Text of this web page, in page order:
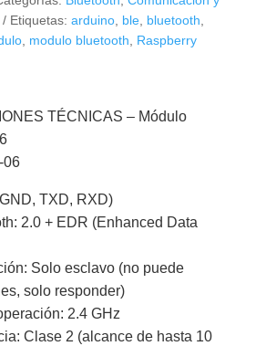
Etiquetas: arduino, ble, bluetooth
, modulo bluetooth Raspberry
TÉCNICAS – Módulo
06
TXD, RXD)
2.0 + EDR (Enhanced Data
Solo esclavo (no puede
solo responder)
2.4 GHz
Clase 2 (alcance de hasta 10